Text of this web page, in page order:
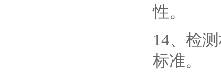
性。
14、检
标准。